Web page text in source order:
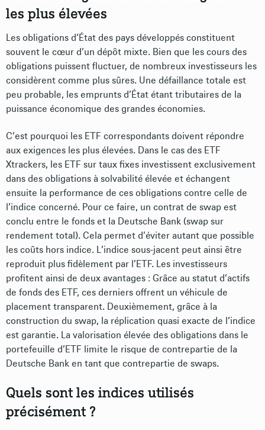
les plus élevées
Les obligations d’État des pays développés constituent
souvent le cœur d’un dépôt mixte. Bien que les cours des
obligations puissent fluctuer, de nombreux investisseurs les
considèrent comme plus sûres. Une défaillance totale est
peu probable, les emprunts d’État étant tributaires de la
puissance économique des grandes économies.
C’est pourquoi les ETF correspondants doivent répondre
aux exigences les plus élevées. Dans le cas des ETF
Xtrackers, les ETF sur taux fixes investissent exclusivement
dans des obligations à solvabilité élevée et échangent
ensuite la performance de ces obligations contre celle de
l’indice concerné. Pour ce faire, un contrat de swap est
conclu entre le fonds et la Deutsche Bank (swap sur
rendement total). Cela permet d’éviter autant que possible
les coûts hors indice. L’indice sous-jacent peut ainsi être
reproduit plus fidèlement par l’ETF. Les investisseurs
profitent ainsi de deux avantages : Grâce au statut d’actifs
de fonds des ETF, ces derniers offrent un véhicule de
placement transparent. Deuxièmement, grâce à la
construction du swap, la réplication quasi exacte de l’indice
est garantie. La valorisation élevée des obligations dans le
portefeuille d’ETF limite le risque de contrepartie de la
Deutsche Bank en tant que contrepartie de swaps.
Quels sont les indices utilisés
précisément ?